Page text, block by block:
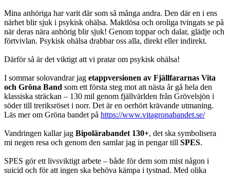
Mina anhöriga har varit där som så många andra. Den där en i ens
närhet blir sjuk i psykisk ohälsa. Maktlösa och oroliga tvingats se på
när deras nära anhörig blir sjuk! Genom toppar och dalar, glädje och
förtvivlan. Psykisk ohälsa drabbar oss alla, direkt eller indirekt.
Därför så är det viktigt att vi pratar om psykisk ohälsa!
I sommar solovandrar jag etappversionen av Fjällfararnas Vita
och Gröna Band som ett första steg mot att nästa år gå hela den
klassiska sträckan – 130 mil genom fjällvärlden från Grövelsjön i
söder till treriksröset i norr. Det är en oerhört krävande utmaning.
Läs mer om Gröna bandet på https://www.vitagronabandet.se/
Vandringen kallar jag Bipolärabandet 130+, det ska symbolisera
mi negen resa och genom den samlar jag in pengar till SPES.
SPES gör ett livsviktigt arbete – både för dem som mist någon i
suicid och för att ingen ska behöva kämpa i tystnad. Med olika